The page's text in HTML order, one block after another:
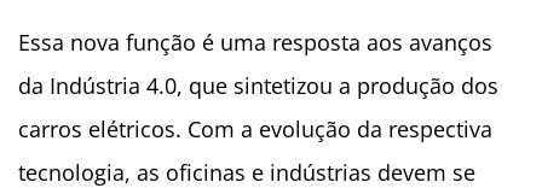
Essa nova função é uma resposta aos avanços
da Indústria 4.0, que sintetizou a produção dos
carros elétricos. Com a evolução da respectiva
tecnologia, as oficinas e indústrias devem se